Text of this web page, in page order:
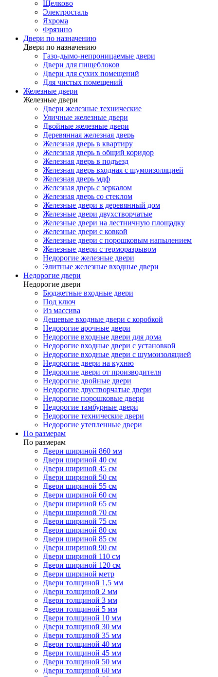
Щелково
Электросталь
Яхрома
Фрязино
Двери по назначению
Двери по назначению
Газо-дымо-непроницаемые двери
Двери для пищеблоков
Двери для сухих помещений
Для чистых помещений
Железные двери
Железные двери
Двери железные технические
Уличные железные двери
Двойные железные двери
Деревянная железная дверь
Железная дверь в квартиру
Железная дверь в общий коридор
Железная дверь в подъезд
Железная дверь входная с шумоизоляцией
Железная дверь мдф
Железная дверь с зеркалом
Железная дверь со стеклом
Железные двери в деревянный дом
Железные двери двухстворчатые
Железные двери на лестничную площадку
Железные двери с ковкой
Железные двери с порошковым напылением
Железные двери с терморазрывом
Недорогие железные двери
Элитные железные входные двери
Недорогие двери
Недорогие двери
Бюджетные входные двери
Под ключ
Из массива
Дешевые входные двери с коробкой
Недорогие арочные двери
Недорогие входные двери для дома
Недорогие входные двери с установкой
Недорогие входные двери с шумоизоляцией
Недорогие двери на кухню
Недорогие двери от производителя
Недорогие двойные двери
Недорогие двустворчатые двери
Недорогие порошковые двери
Недорогие тамбурные двери
Недорогие технические двери
Недорогие утепленные двери
По размерам
По размерам
Двери шириной 860 мм
Двери шириной 40 см
Двери шириной 45 см
Двери шириной 50 см
Двери шириной 55 см
Двери шириной 60 см
Двери шириной 65 см
Двери шириной 70 см
Двери шириной 75 см
Двери шириной 80 см
Двери шириной 85 см
Двери шириной 90 см
Двери шириной 110 см
Двери шириной 120 см
Двери шириной метр
Двери толщиной 1,5 мм
Двери толщиной 2 мм
Двери толщиной 3 мм
Двери толщиной 5 мм
Двери толщиной 10 мм
Двери толщиной 30 мм
Двери толщиной 35 мм
Двери толщиной 40 мм
Двери толщиной 45 мм
Двери толщиной 50 мм
Двери толщиной 60 мм